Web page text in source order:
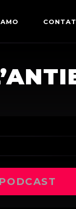
DI SERVIZIO
PODCAST